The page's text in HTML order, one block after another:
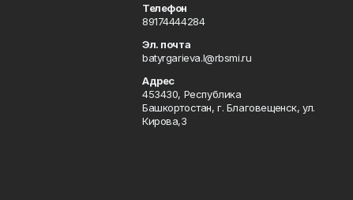
Телефон
89174444284
Эл. почта
batyrgarieva.l@rbsmi.ru
Адрес
453430, Республика
Башкортостан, г. Благовещенск, ул.
Кирова,3